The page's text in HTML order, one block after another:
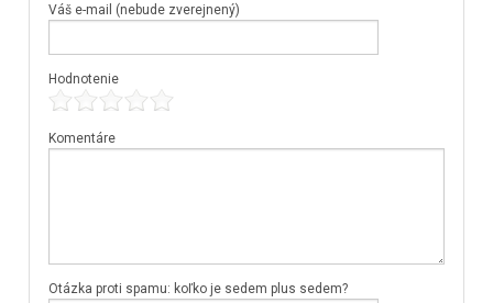
Váš e-mail (nebude zverejnený)
Hodnotenie
Komentáre
Otázka proti spamu: koľko je sedem plus sedem?